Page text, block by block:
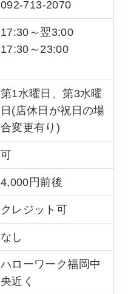
092-713-2070
17:30～翌3:00
17:30～23:00
第1水曜日、第3水曜
日(店休日が祝日の場
合変更有り)
可
4,000円前後
クレジット可
なし
ハローワーク福岡中
央近く